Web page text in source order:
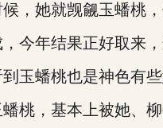
她就觊觎玉蟠桃，
年结果正好取来，
蟠桃也是神色有些
，基本上被她、柳